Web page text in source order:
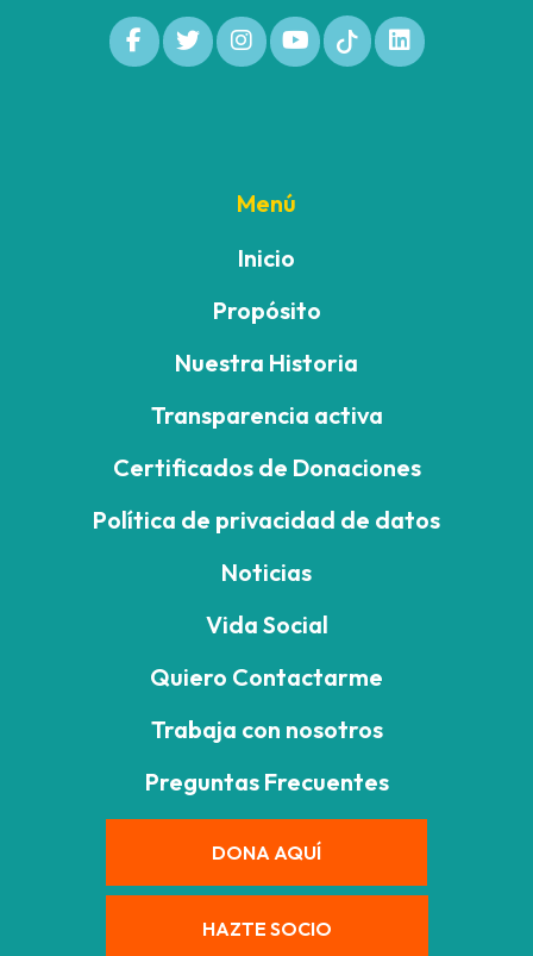
Menú
Inicio
Propósito
Nuestra Historia
Transparencia activa
Certificados de Donaciones
Política de privacidad de datos
Noticias
Vida Social
Quiero Contactarme
Trabaja con nosotros
Preguntas Frecuentes
DONA AQUÍ
HAZTE SOCIO